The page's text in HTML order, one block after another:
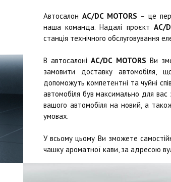
Автосалон AC/DC MOTORS – це
наша команда. Надалі проєкт AC/
станція технічного обслуговування
В автосалоніAC/DC MOTORS Ви
замовити доставку автомобіля,
допоможуть компетентні та чуйні
автомобіля був максимально для вас
вашого автомобіля на новий, а
умовах.
У всьому цьому Ви зможете
чашку ароматної кави, за адресою